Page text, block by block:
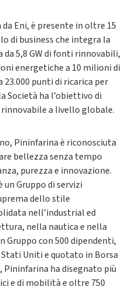
Eni, è presente in oltre 15
di business che integra la
5,8 GW di fonti rinnovabili,
energetiche a 10 milioni di
23.000 punti di ricarica per
Società ha l’obiettivo di
rinnovabile a livello globale.
Pininfarina è riconosciuta
bellezza senza tempo
purezza e innovazione.
un Gruppo di servizi
dello stile
nell’industrial ed
nella nautica e nella
con 500 dipendenti,
Uniti e quotato in Borsa
Pininfarina ha disegnato più
e di mobilità e oltre 750